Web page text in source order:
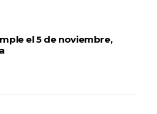
el 5 de noviembre,